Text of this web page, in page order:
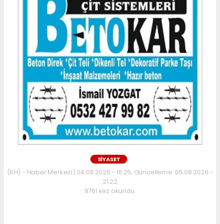
SİYASET
(KH) - Haber Merkezi | 04.08.2026 - 16:25, Güncelleme: 05.08.2026 -
21:22
9761 kez okundu.